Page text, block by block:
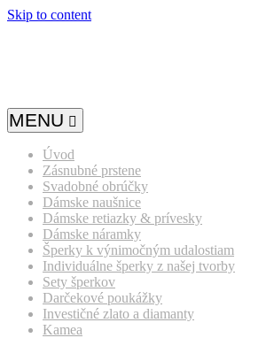
Skip to content
MENU
Úvod
Zásnubné prstene
Svadobné obrúčky
Dámske naušnice
Dámske retiazky & prívesky
Dámske náramky
Šperky k výnimočným udalostiam
Individuálne šperky z našej tvorby
Sety šperkov
Darčekové poukážky
Investičné zlato a diamanty
Kamea